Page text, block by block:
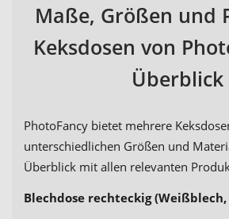
Maße, Größen und
Keksdosen von
Überblick
PhotoFancy bietet mehrere
unterschiedlichen Größen und
Überblick mit allen relevanten
Blechdose rechteckig